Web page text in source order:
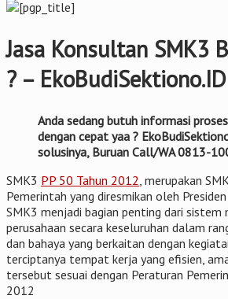
Jasa Konsultan SMK3
? – EkoBudiSektiono.ID
Anda sedang butuh informasi
dengan cepat yaa ?
solusinya, Buruan Call/WA 0813-
SMK3 PP 50 Tahun 2012 , merupakan
Pemerintah yang diresmikan oleh
SMK3 menjadi bagian penting dari sistem
perusahaan secara keseluruhan dalam
dan bahaya yang berkaitan dengan
terciptanya tempat kerja yang efisien,
tersebut sesuai dengan Peraturan
2012